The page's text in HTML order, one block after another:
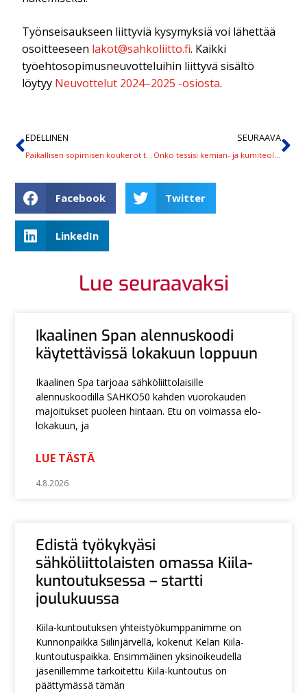
Työnseisaukseen liittyviä kysymyksiä voi lähettää
osoitteeseen lakot@sahkoliitto.fi. Kaikki
työehtosopimusneuvotteluihin liittyvä sisältö
löytyy Neuvottelut 2024–2025 -osiosta.
EDELLINEN SEURAAVA
Facebook Twitter
LinkedIn
Lue seuraavaksi
Ikaalinen Span alennuskoodi
käytettävissä lokakuun loppuun
Ikaalinen Spa tarjoaa sähköliittolaisille
alennuskoodilla SAHKO50 kahden vuorokauden
majoitukset puoleen hintaan. Etu on voimassa elo-
lokakuun, ja
LUE TÄSTÄ
4.8.2026
Edistä työkykyäsi
sähköliittolaisten omassa Kiila-
kuntoutuksessa – startti
joulukuussa
Kiila-kuntoutuksen yhteistyökumppanimme on
Kunnonpaikka Siilinjärvellä, kokenut Kelan Kiila-
kuntoutuspaikka. Ensimmäinen yksinoikeudella
jäsenillemme tarkoitettu Kiila-kuntoutus on
päättymässä tämän